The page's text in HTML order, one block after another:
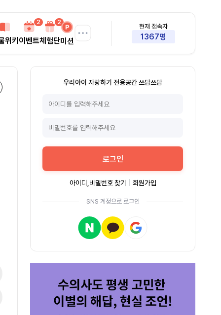
위키 이벤트
2
체험단
2
미션
현재 접속자
1367명
우리아이 자랑하기 전용공간 쓰담쓰담
로그인
아이디,비밀번호 찾기 회원가입
SNS 계정으로 로그인